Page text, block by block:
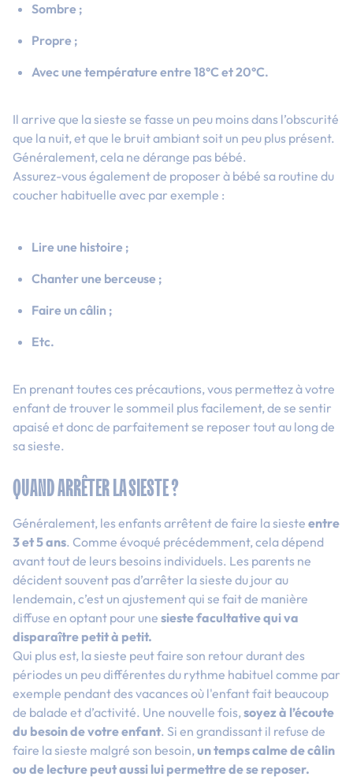
Sombre ;
Propre ;
Avec une température entre 18°C et 20°C.
Il arrive que la sieste se fasse un peu moins dans l’obscurité
que la nuit, et que le bruit ambiant soit un peu plus présent.
Généralement, cela ne dérange pas bébé.
Assurez-vous également de proposer à bébé sa routine du
coucher habituelle avec par exemple :
Lire une histoire ;
Chanter une berceuse ;
Faire un câlin ;
Etc.
En prenant toutes ces précautions, vous permettez à votre
enfant de trouver le sommeil plus facilement, de se sentir
apaisé et donc de parfaitement se reposer tout au long de
sa sieste.
QUAND ARRÊTER LA SIESTE ?
Généralement, les enfants arrêtent de faire la sieste entre
3 et 5 ans. Comme évoqué précédemment, cela dépend
avant tout de leurs besoins individuels. Les parents ne
décident souvent pas d’arrêter la sieste du jour au
lendemain, c’est un ajustement qui se fait de manière
diffuse en optant pour une sieste facultative qui va
disparaître petit à petit.
Qui plus est, la sieste peut faire son retour durant des
périodes un peu différentes du rythme habituel comme par
exemple pendant des vacances où l'enfant fait beaucoup
de balade et d’activité. Une nouvelle fois,soyez à l’écoute
du besoin de votre enfant. Si en grandissant il refuse de
faire la sieste malgré son besoin,un temps calme de câlin
ou de lecture peut aussi lui permettre de se reposer.